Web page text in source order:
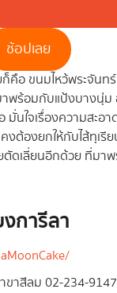
ช้อปเลย
ก็คือ ขนมไหว้พระจัน
พร้อมกับแป้งบางนุ่
จเรื่องความสะอา
ต้องยกให้กับไส้ทุเ
ตัดเลี่ยนอีกด้วย ที่มา
การีลา
าสีลม 02-234-